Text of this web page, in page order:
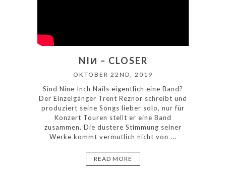
NIИ – CLOSER
OKTOBER 22ND, 2019
Sind Nine Inch Nails eigentlich eine Band?
Der Einzelgänger Trent Reznor schreibt und
produziert seine Songs lieber solo, nur für
Konzert Touren stellt er eine Band
zusammen. Die düstere Stimmung seiner
Werke kommt vermutlich nicht von ...
READ MORE